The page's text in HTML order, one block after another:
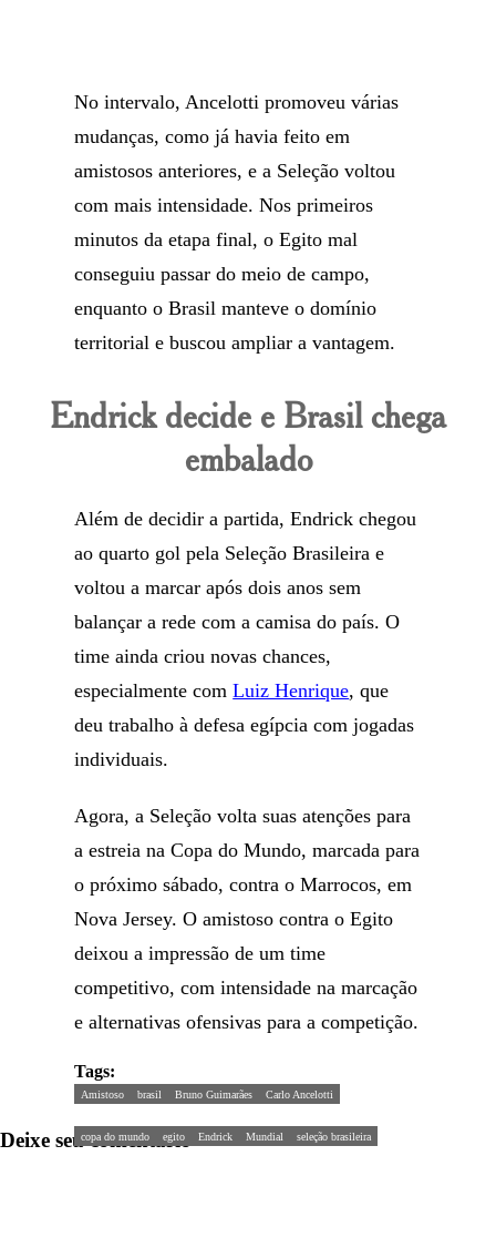
No intervalo, Ancelotti promoveu várias
mudanças, como já havia feito em
amistosos anteriores, e a Seleção voltou
com mais intensidade. Nos primeiros
minutos da etapa final, o Egito mal
conseguiu passar do meio de campo,
enquanto o Brasil manteve o domínio
territorial e buscou ampliar a vantagem.
Endrick decide e Brasil chega
embalado
Além de decidir a partida, Endrick chegou
ao quarto gol pela Seleção Brasileira e
voltou a marcar após dois anos sem
balançar a rede com a camisa do país. O
time ainda criou novas chances,
especialmente comLuiz Henrique, que
deu trabalho à defesa egípcia com jogadas
individuais.
Agora, a Seleção volta suas atenções para
a estreia na Copa do Mundo, marcada para
o próximo sábado, contra o Marrocos, em
Nova Jersey. O amistoso contra o Egito
deixou a impressão de um time
competitivo, com intensidade na marcação
e alternativas ofensivas para a competição.
Tags:
Amistoso brasil Bruno Guimarães Carlo Ancelotti
copa do mundo egito Endrick Mundial seleção brasileira
Deixe seu comentário